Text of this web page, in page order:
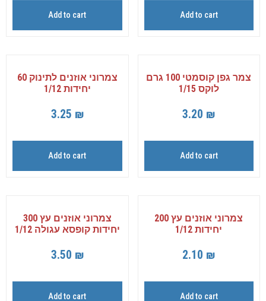
Add to cart
Add to cart
צמר גפן קוסמטי 100 גרם
לוקס 1/15
3.20 ₪
Add to cart
צמרוני אוזנים לתינוק 60
יחידות 1/12
3.25 ₪
Add to cart
צמרוני אוזנים עץ 200
יחידות 1/12
2.10 ₪
Add to cart
צמרוני אוזנים עץ 300
יחידות קופסא עגולה 1/12
3.50 ₪
Add to cart